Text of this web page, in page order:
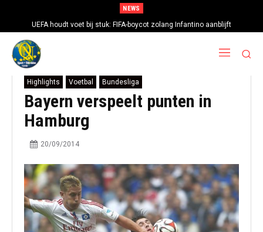
NEWS
UEFA houdt voet bij stuk: FIFA-boycot zolang Infantino aanblijft
Highlights Voetbal Bundesliga
Bayern verspeelt punten in
Hamburg
20/09/2014